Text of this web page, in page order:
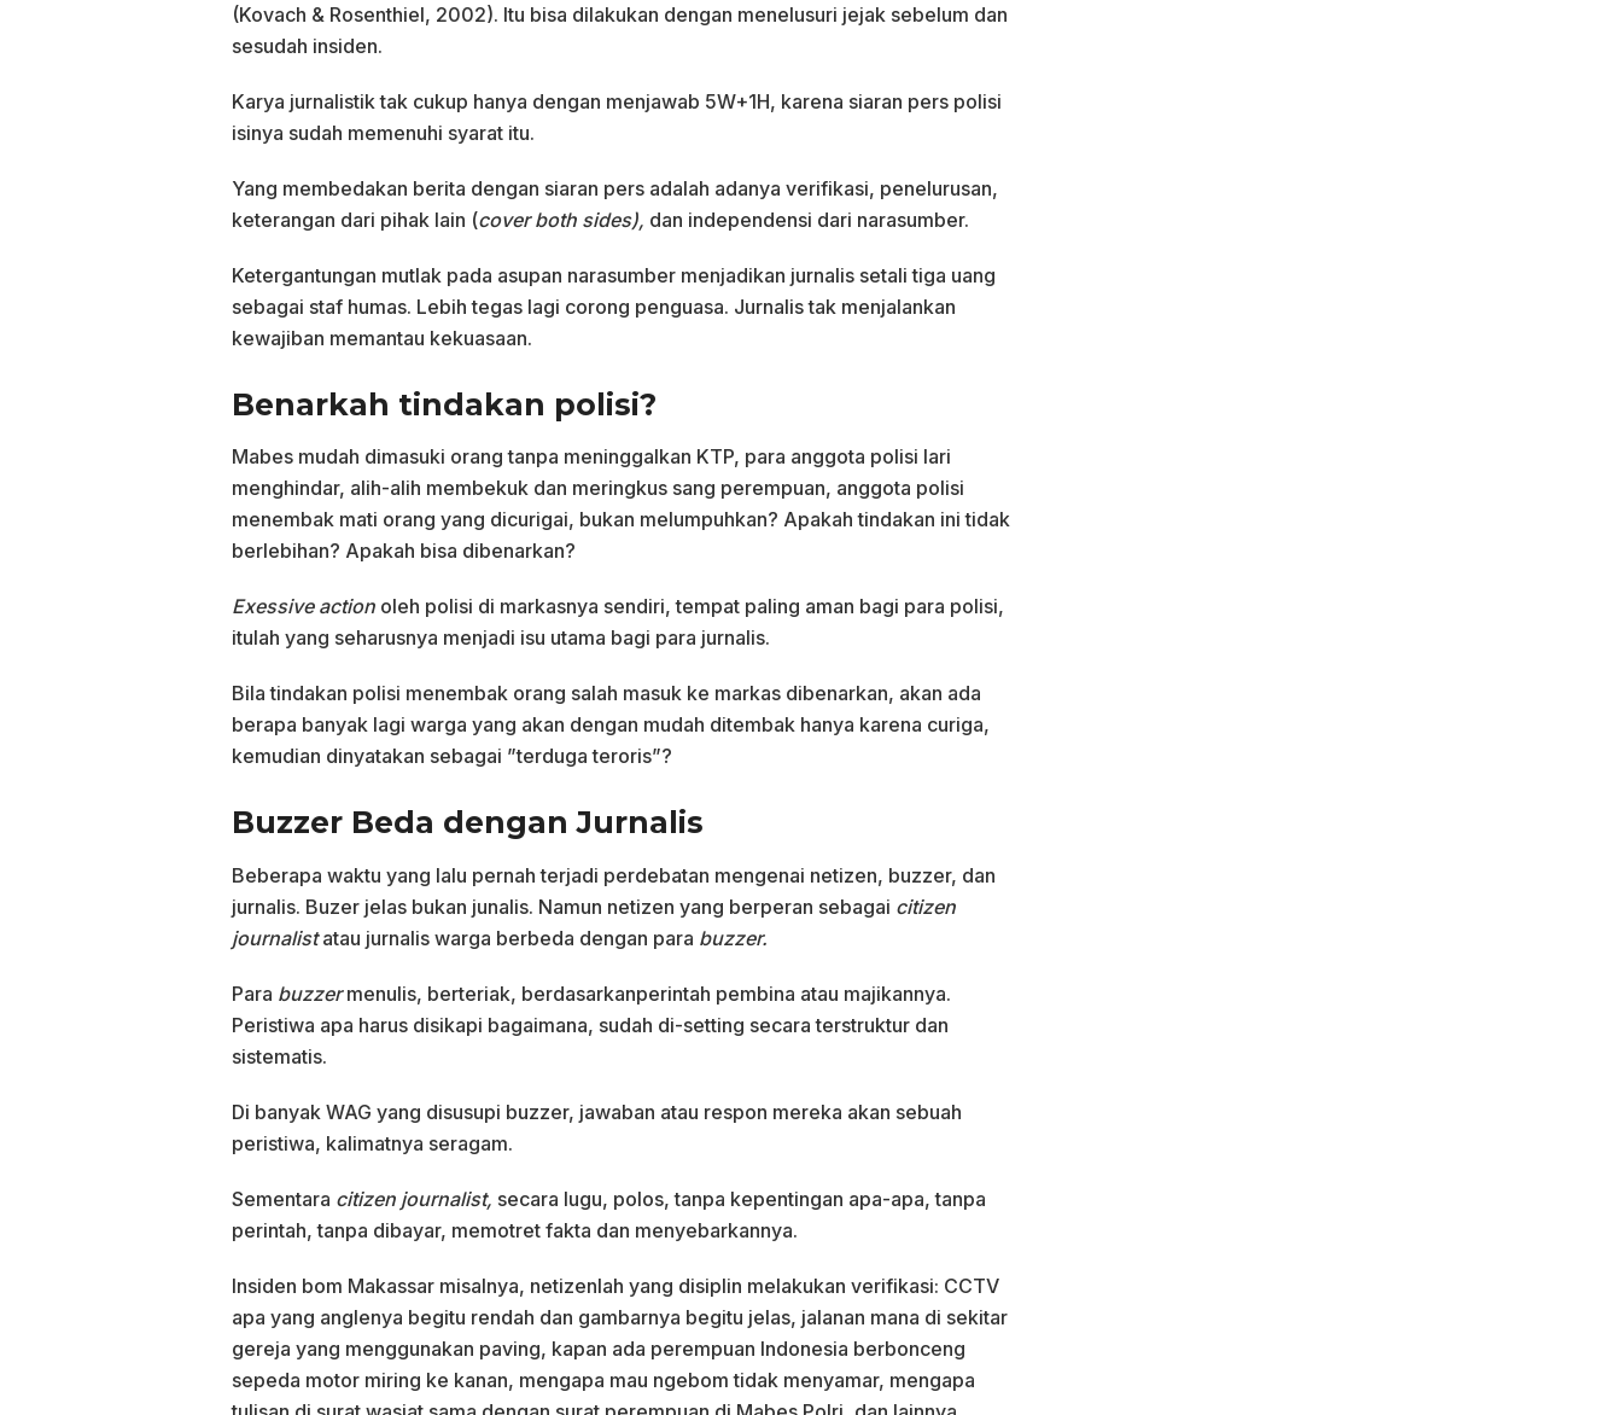
(Kovach & Rosenthiel, 2002). Itu bisa dilakukan dengan menelusuri jejak sebelum dan
sesudah insiden.
Karya jurnalistik tak cukup hanya dengan menjawab 5W+1H, karena siaran pers polisi
isinya sudah memenuhi syarat itu.
Yang membedakan berita dengan siaran pers adalah adanya verifikasi, penelurusan,
keterangan dari pihak lain (cover both sides), dan independensi dari narasumber.
Ketergantungan mutlak pada asupan narasumber menjadikan jurnalis setali tiga uang
sebagai staf humas. Lebih tegas lagi corong penguasa. Jurnalis tak menjalankan
kewajiban memantau kekuasaan.
Benarkah tindakan polisi?
Mabes mudah dimasuki orang tanpa meninggalkan KTP, para anggota polisi lari
menghindar, alih-alih membekuk dan meringkus sang perempuan, anggota polisi
menembak mati orang yang dicurigai, bukan melumpuhkan? Apakah tindakan ini tidak
berlebihan? Apakah bisa dibenarkan?
Exessive action oleh polisi di markasnya sendiri, tempat paling aman bagi para polisi,
itulah yang seharusnya menjadi isu utama bagi para jurnalis.
Bila tindakan polisi menembak orang salah masuk ke markas dibenarkan, akan ada
berapa banyak lagi warga yang akan dengan mudah ditembak hanya karena curiga,
kemudian dinyatakan sebagai ”terduga teroris”?
Buzzer Beda dengan Jurnalis
Beberapa waktu yang lalu pernah terjadi perdebatan mengenai netizen, buzzer, dan
jurnalis. Buzer jelas bukan junalis. Namun netizen yang berperan sebagai citizen
journalistatau jurnalis warga berbeda dengan para buzzer.
Para buzzermenulis, berteriak, berdasarkanperintah pembina atau majikannya.
Peristiwa apa harus disikapi bagaimana, sudah di-setting secara terstruktur dan
sistematis.
Di banyak WAG yang disusupi buzzer, jawaban atau respon mereka akan sebuah
peristiwa, kalimatnya seragam.
Sementara citizen journalist, secara lugu, polos, tanpa kepentingan apa-apa, tanpa
perintah, tanpa dibayar, memotret fakta dan menyebarkannya.
Insiden bom Makassar misalnya, netizenlah yang disiplin melakukan verifikasi: CCTV
apa yang anglenya begitu rendah dan gambarnya begitu jelas, jalanan mana di sekitar
gereja yang menggunakan paving, kapan ada perempuan Indonesia berbonceng
sepeda motor miring ke kanan, mengapa mau ngebom tidak menyamar, mengapa